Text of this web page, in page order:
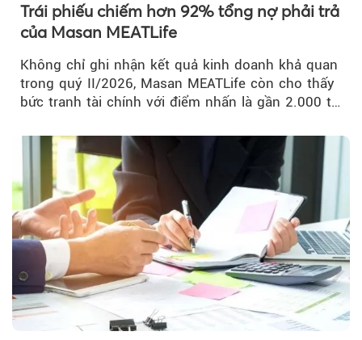
Trái phiếu chiếm hơn 92% tổng nợ phải trả
của Masan MEATLife
Không chỉ ghi nhận kết quả kinh doanh khả quan
trong quý II/2026, Masan MEATLife còn cho thấy
bức tranh tài chính với điểm nhấn là gần 2.000 tỷ